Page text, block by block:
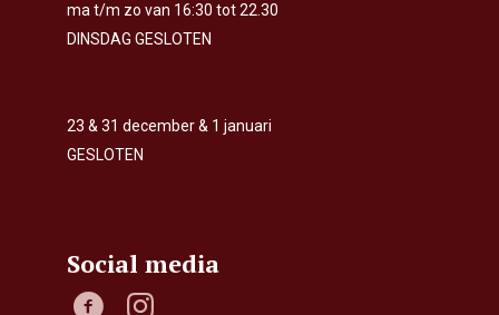
ma t/m zo van 16:30 tot 22.30
DINSDAG GESLOTEN
23 & 31 december & 1 januari
GESLOTEN
Social media